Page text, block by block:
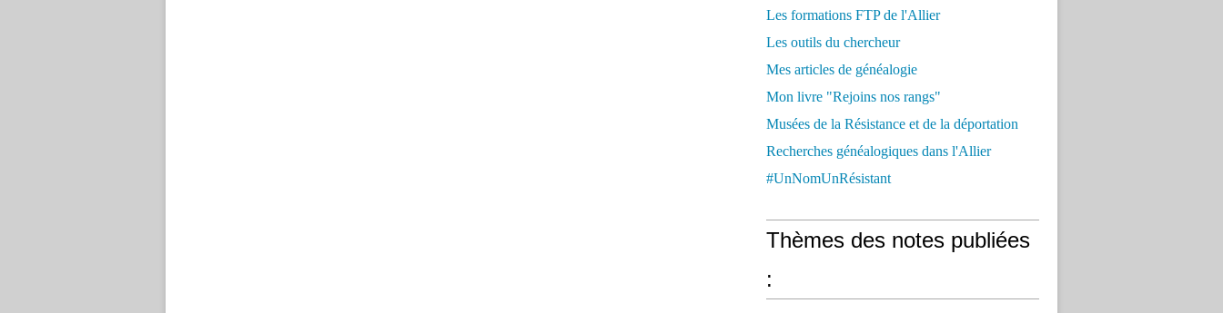
Les formations FTP de l'Allier
Les outils du chercheur
Mes articles de généalogie
Mon livre "Rejoins nos rangs"
Musées de la Résistance et de la déportation
Recherches généalogiques dans l'Allier
#UnNomUnRésistant
Thèmes des notes publiées
: